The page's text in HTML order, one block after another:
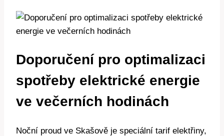
Doporučení pro optimalizaci
spotřeby elektrické energie
ve večerních hodinách
Noční proud ve Skašově je speciální tarif elektřiny,